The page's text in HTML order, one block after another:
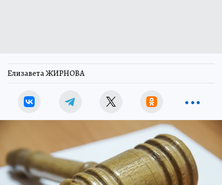
Елизавета ЖИРНОВА